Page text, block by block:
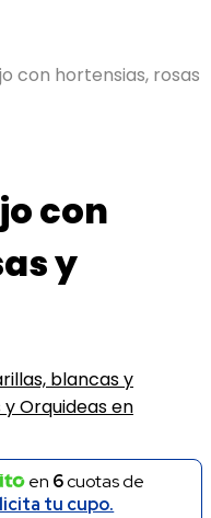
con hortensias, rosas
con
y
blancas y
Orquideas en
en 6cuotas de
tu cupo.